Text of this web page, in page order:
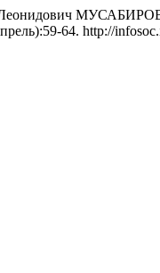
МУСАБИРОВ.
64. http://